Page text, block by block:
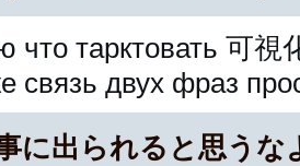
что тарктовать 可視
связь двух фраз
に出られると思うな